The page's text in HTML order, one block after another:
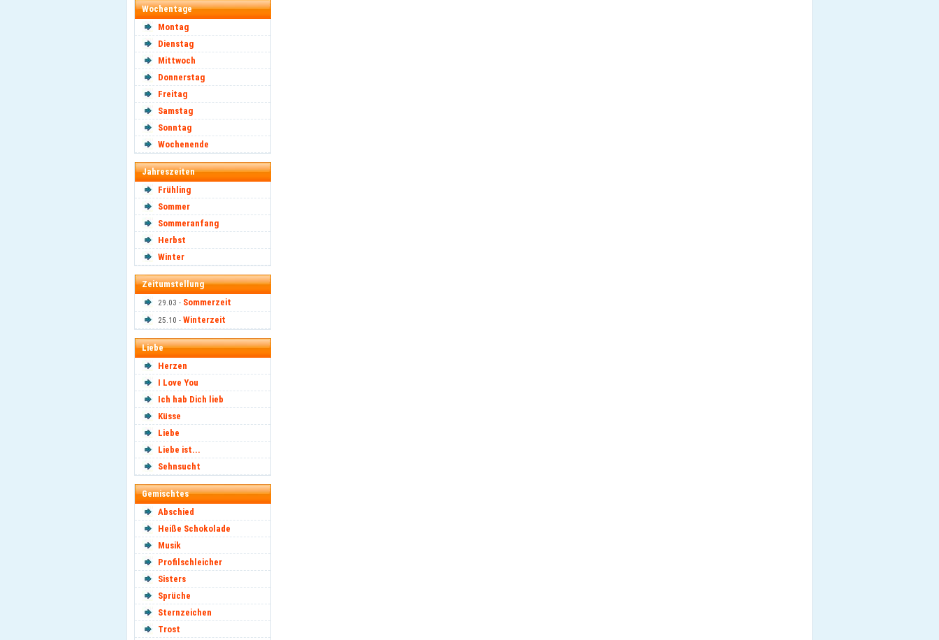
Wochentage
Montag
Dienstag
Mittwoch
Donnerstag
Freitag
Samstag
Sonntag
Wochenende
Jahreszeiten
Frühling
Sommer
Sommeranfang
Herbst
Winter
Zeitumstellung
29.03 - Sommerzeit
25.10 - Winterzeit
Liebe
Herzen
I Love You
Ich hab Dich lieb
Küsse
Liebe
Liebe ist...
Sehnsucht
Gemischtes
Abschied
Heiße Schokolade
Musik
Profilschleicher
Sisters
Sprüche
Sternzeichen
Trost